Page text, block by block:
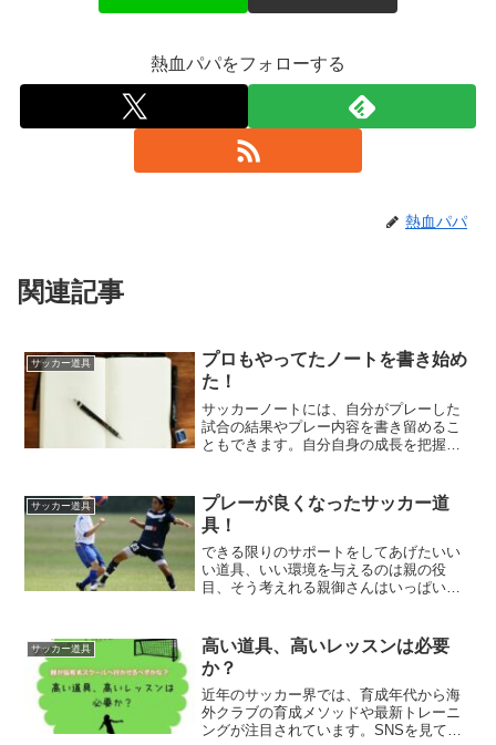
熱血パパをフォローする
熱血パパ
関連記事
サッカー道具
プロもやってたノートを書き始め
た！
サッカーノートには、自分がプレーした
試合の結果やプレー内容を書き留めるこ
ともできます。自分自身の成長を把握す
サッカー道具
プレーが良くなったサッカー道
具！
できる限りのサポートをしてあげたいい
い道具、いい環境を与えるのは親の役
目、そう考えれる親御さんはいっぱいサ
サッカー道具
高い道具、高いレッスンは必要
か？
近年のサッカー界では、育成年代から海
外クラブの育成メソッドや最新トレーニ
ングが注目されています。SNSを見て